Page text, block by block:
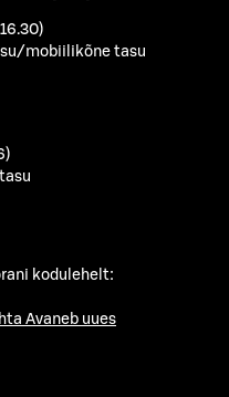
mobiilikõne tasu
kodulehelt:
Avaneb uues